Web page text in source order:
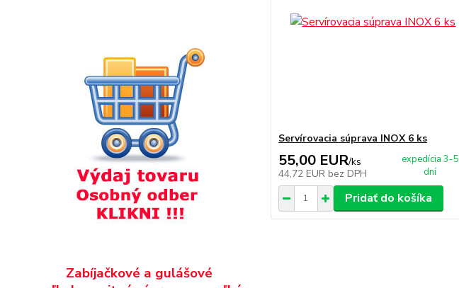
Zabíjačkové a gulášové
Servírovacia súprava INOX 6 ks
55,00 EUR/ks
44,72 EUR bez DPH
expedícia 3-5
dní
Pridať do košíka